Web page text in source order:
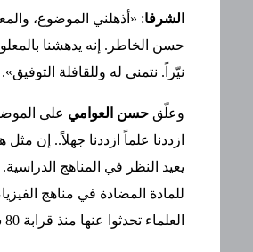
الشرفا: «أذهلني الموضوع،
حسن الخاطر. إنه يدهشنا
نيّراً. نتمنى له وللقافلة التوفيق».
وعلّق حسن العوامي على
ازددنا علماً ازددنا جهلاً.. إن
يعيد النظر في المناهج الدراسية.
للمادة المضادة في مناهج
العلماء تحدثوا عنها منذ قرابة 80 سنة».